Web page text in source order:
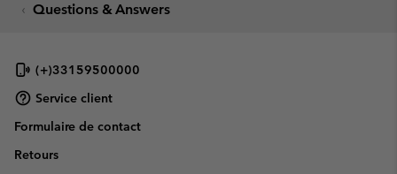
SKIP
NAV
SKIP
SEARCH
Questions & Answers
(+)33159500000
Service client
Formulaire de contact
Retours